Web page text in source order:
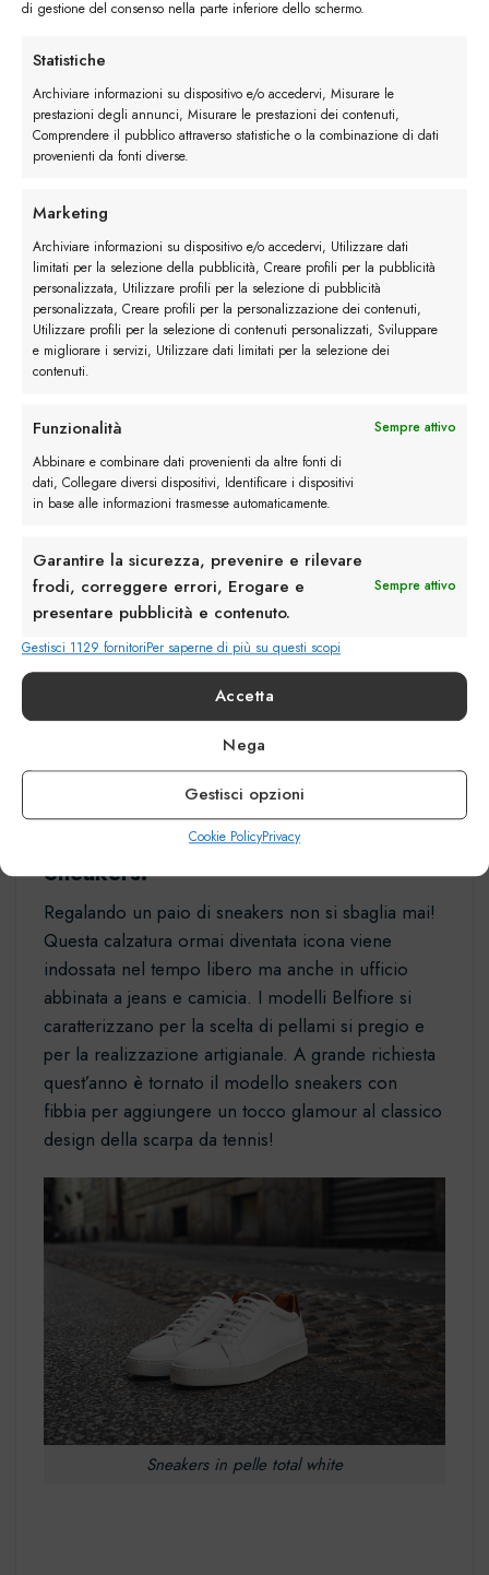
di gestione del consenso nella parte inferiore dello schermo.
Statistiche
Archiviare informazioni su dispositivo e/o accedervi, Misurare le
prestazioni degli annunci, Misurare le prestazioni dei contenuti,
Comprendere il pubblico attraverso statistiche o la combinazione di dati
provenienti da fonti diverse.
Marketing
Archiviare informazioni su dispositivo e/o accedervi, Utilizzare dati
limitati per la selezione della pubblicità, Creare profili per la pubblicità
personalizzata, Utilizzare profili per la selezione di pubblicità
personalizzata, Creare profili per la personalizzazione dei contenuti,
Utilizzare profili per la selezione di contenuti personalizzati, Sviluppare
e migliorare i servizi, Utilizzare dati limitati per la selezione dei
contenuti.
Funzionalità
Sempre attivo
Abbinare e combinare dati provenienti da altre fonti di
dati, Collegare diversi dispositivi, Identificare i dispositivi
in base alle informazioni trasmesse automaticamente.
Garantire la sicurezza, prevenire e rilevare
frodi, correggere errori, Erogare e
presentare pubblicità e contenuto.
Sempre attivo
Gestisci 1129 fornitoriPer saperne di più su questi scopi
Accetta
Nega
Gestisci opzioni
Cookie PolicyPrivacy
martellata
e il design classico, optate invece per ilmodello
Master in pelle lisciase lui ama i look audaci ed
eccentrici.
Monk Strap doppia fibbia in pelle
Sneakers:
Regalando un paio disneakers non si sbaglia mai!
Questa calzatura ormai diventata icona viene
indossata nel tempo libero ma anche in ufficio
abbinata a jeans e camicia. I modelli Belfiore si
caratterizzano per la scelta di pellami si pregio e
per la realizzazione artigianale. A grande richiesta
quest’anno è tornato il modellosneakers con
fibbia per aggiungere un tocco glamour al classico
design della scarpa da tennis!
Sneakers in pelle total white